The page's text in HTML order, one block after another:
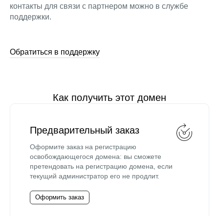
контакты для связи с партнером можно в службе
поддержки.
Обратиться в поддержку
Как получить этот домен
Предварительный заказ
Оформите заказ на регистрацию
освобождающегося домена: вы сможете
претендовать на регистрацию домена, если
текущий администратор его не продлит.
Оформить заказ